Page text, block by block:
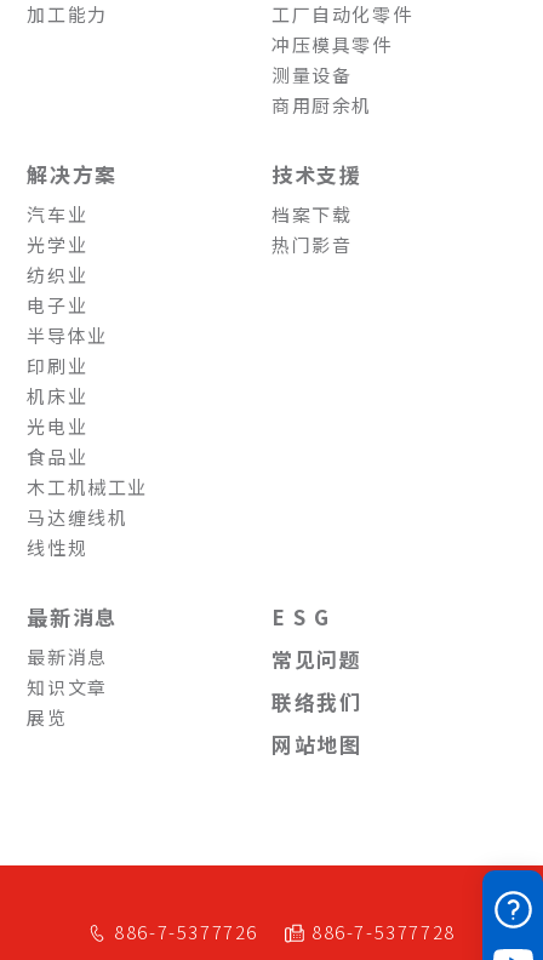
加工能力
工厂自动化零件
冲压模具零件
测量设备
商用厨余机
解决方案
汽车业
光学业
纺织业
电子业
半导体业
印刷业
机床业
光电业
食品业
木工机械工业
马达缠线机
线性规
技术支援
档案下载
热门影音
最新消息
最新消息
知识文章
展览
E S G
常见问题
联络我们
网站地图
886-7-5377726 886-7-5377728